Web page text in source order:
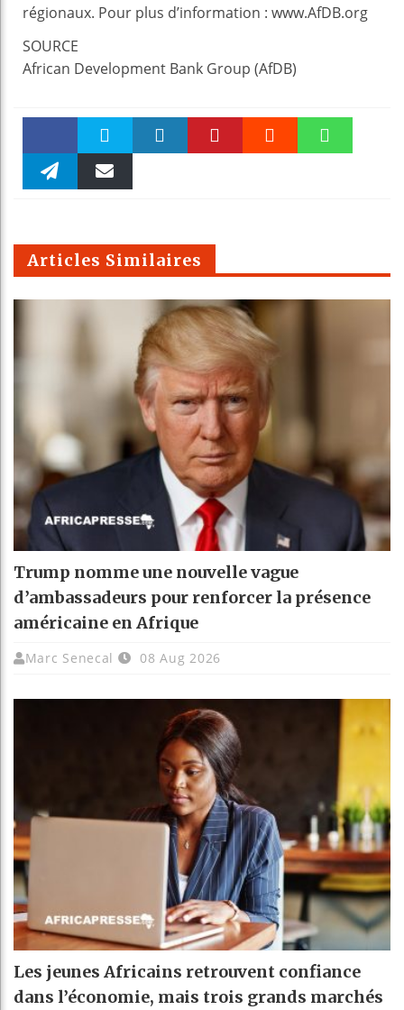
régionaux. Pour plus d’information : www.AfDB.org
SOURCE
African Development Bank Group (AfDB)
Faceboo Twitter
m
Articles Similaires
Trump nomme une nouvelle vague
d’ambassadeurs pour renforcer la présence
américaine en Afrique
Marc Senecal 08 Aug 2026
Les jeunes Africains retrouvent confiance
dans l’économie, mais trois grands marchés